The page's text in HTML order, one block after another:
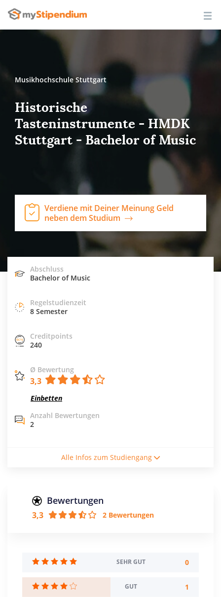
Musikhochschule Stuttgart
Historische
Tasteninstrumente - HMDK
Stuttgart - Bachelor of Music
Verdiene mit Deiner Meinung Geld
neben dem Studium
Abschluss
Bachelor of Music
Regelstudienzeit
8 Semester
Creditpoints
240
Ø Bewertung
3,3
Einbetten
Anzahl Bewertungen
2
Vollzeitstudium
Creditpoints
8 Semester
Sprache
Deutsch
Alle Infos zum Studiengang
Bewertungen
3,3 2 Bewertungen
SEHR GUT 0
GUT 1